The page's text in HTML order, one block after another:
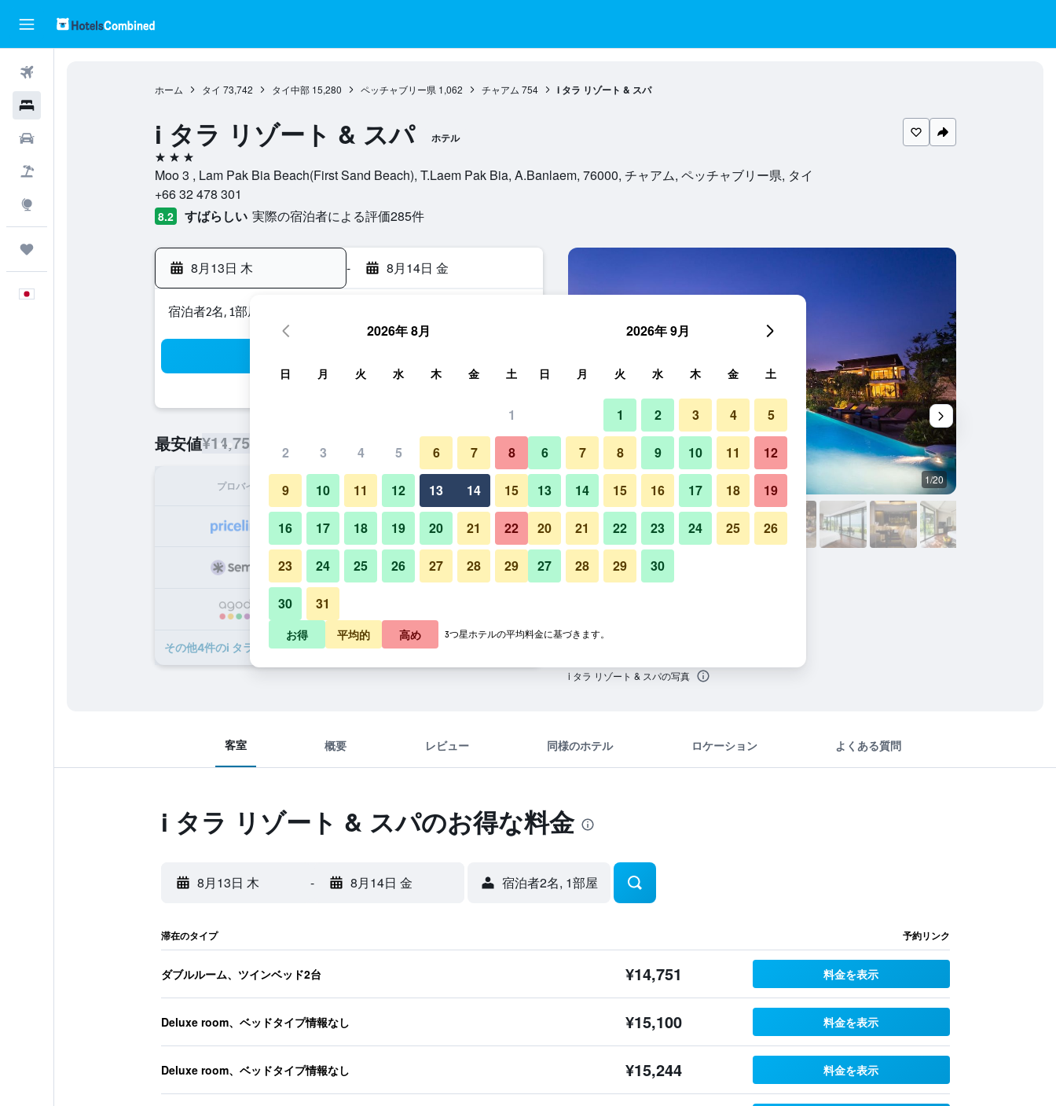
ホーム タイ 73,742 タイ中部 15,280 ペッチャブリー県 1,062 チャアム 754 i タラ リゾート & スパ
i タラ リゾート & スパ ホテル
3つ星
Moo 3 , Lam Pak Bia Beach(First Sand Beach), T.Laem Pak Bia, A.Banlaem, 76000, チャアム, ペッチャブリー県, タイ
+66 32 478 301
8.2 すばらしい 実際の宿泊者による評価285​件
8月13日 木 - 8月14日 金
宿泊者2名, 1​部屋
最安値¥14,751 1泊あたりの宿泊料金の最安値
プロバイダ 1泊あたり合計
¥14,751 プランを見る
¥15,100 プランを見る
​その他4​件のi タラ リゾート & スパのオファー
その他 1/20
i タラ リゾート & スパの写真
客室 概要 レビュー 同様のホテル ロケーション よくある質問
i タラ リゾート & スパのお得な料金
8月13日 木 - 8月14日 金 宿泊者2名, 1​部屋
滞在のタイプ 予約リンク
ダブルルーム、ツインベッド2台 ¥14,751 料金を表示
Deluxe room、ベッドタイプ情報なし ¥15,100 料金を表示
Deluxe room、ベッドタイプ情報なし ¥15,244 料金を表示
2026年 8月
日 月 火 水 木 金 土
1
2 3 4 5 6 7 8
9 10 11 12 13 14 15
16 17 18 19 20 21 22
23 24 25 26 27 28 29
30 31
2026年 9月
日 月 火 水 木 金 土
1 2 3 4 5
6 7 8 9 10 11 12
13 14 15 16 17 18 19
20 21 22 23 24 25 26
27 28 29 30
お得 平均的 高め 3つ星ホテルの平均料金に基づきます。